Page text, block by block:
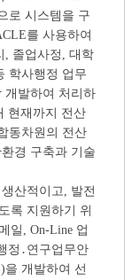
로 시스템을 구
를 사용하여
, 졸업사정, 대학
학사행정 업무
개발하여 처리하
현재까지 전산
동차원의 전산
경 구축과 기술
산적이고, 발전
록 지원하기 위
일, On-Line 업
정․연구업무안
을 개발하여 선